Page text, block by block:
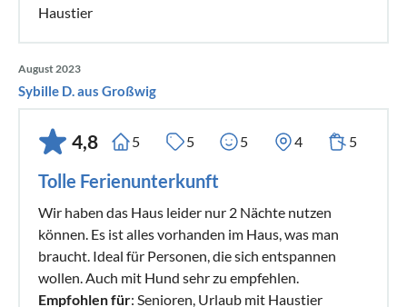
Haustier
August 2023
Sybille D. aus Großwig
4,8 5 5 5 4 5
Tolle Ferienunterkunft
Wir haben das Haus leider nur 2 Nächte nutzen
können. Es ist alles vorhanden im Haus, was man
braucht. Ideal für Personen, die sich entspannen
wollen. Auch mit Hund sehr zu empfehlen.
Empfohlen für: Senioren, Urlaub mit Haustier